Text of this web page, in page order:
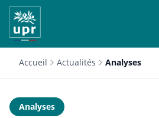
Accueil Actualités Analyses
Analyses